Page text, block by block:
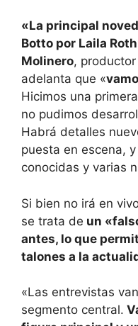
«La principal
Botto por Laila
Molinero,
adelanta que «
Hicimos una
no pudimos
Habrá detalles
puesta en escena,
conocidas y varias
Si bien no irá en
se trata de un
antes, lo que
talones a la
«Las entrevistas
segmento central.